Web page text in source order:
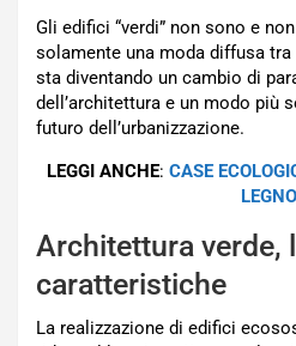
Gli edifici “verdi” non sono e
solamente una moda diffusa tra
sta diventando un cambio di
dell’architettura e un modo più
futuro dell’urbanizzazione.
LEGGI ANCHE: CASE
LEGNO
Architettura verde,
caratteristiche
La realizzazione di edifici